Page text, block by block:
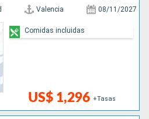
Valencia 08/11/2027
US$ 1,296 +Tasas
Comidas incluidas